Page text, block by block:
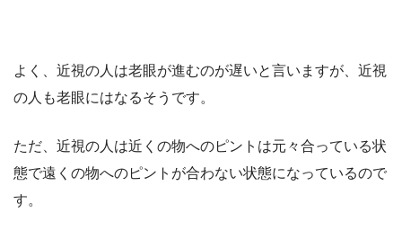
よく、近視の人は老眼が進むのが遅いと言いますが、近視
の人も老眼にはなるそうです。
ただ、近視の人は近くの物へのピントは元々合っている状
態で遠くの物へのピントが合わない状態になっているので
す。